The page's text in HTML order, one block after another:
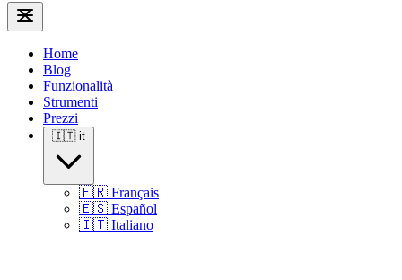
Home
Blog
Funzionalità
Strumenti
Prezzi
🇮🇹 it
🇫🇷 Français
🇪🇸 Español
🇮🇹 Italiano